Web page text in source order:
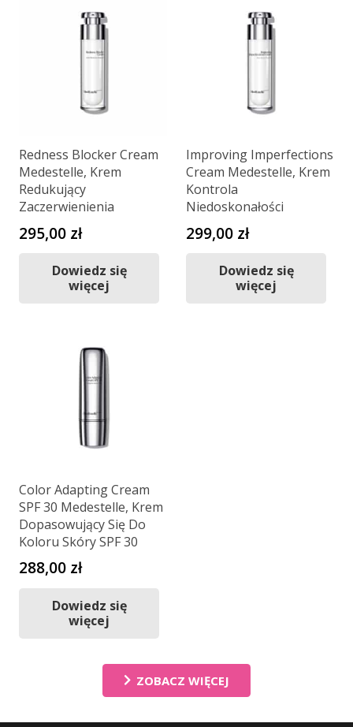
Redness Blocker Cream
Medestelle, Krem
Redukujący
Zaczerwienienia
295,00 zł
Dowiedz się
więcej
Improving Imperfections
Cream Medestelle, Krem
Kontrola
Niedoskonałości
299,00 zł
Dowiedz się
więcej
Color Adapting Cream
SPF 30 Medestelle, Krem
Dopasowujący Się Do
Koloru Skóry SPF 30
288,00 zł
Dowiedz się
więcej
ZOBACZ WIĘCEJ